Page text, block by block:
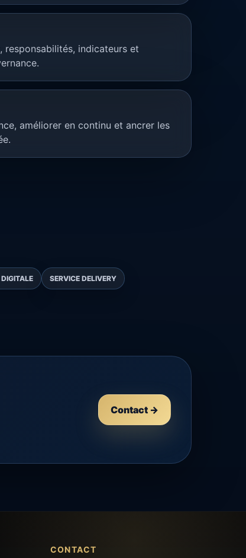
responsabilités, indicateurs et
améliorer en continu et ancrer les
SERVICE DELIVERY
Contact →
CONTACT